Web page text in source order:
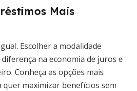
Mais
Escolher a modalidade
na economia de juros e
Conheça as opções mais
quer maximizar benefícios sem